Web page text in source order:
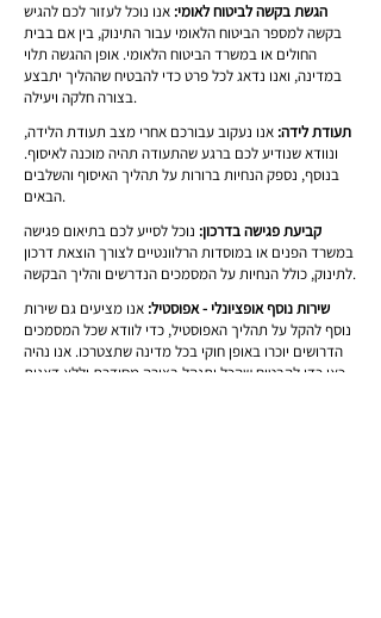
הגשת בקשה לביטוח לאומי: אנו נוכל לעזור לכם להגיש
בקשה למספר הביטוח הלאומי עבור התינוק, בין אם בבית
החולים או במשרד הביטוח הלאומי. אופן ההגשה תלוי
במדינה, ואנו נדאג לכל פרט כדי להבטיח שההליך יתבצע
בצורה חלקה ויעילה.
תעודת לידה: אנו נעקוב עבורכם אחרי מצב תעודת הלידה,
ונוודא שנודיע לכם ברגע שהתעודה תהיה מוכנה לאיסוף.
בנוסף, נספק הנחיות ברורות על תהליך האיסוף והשלבים
הבאים.
קביעת פגישה בדרכון: נוכל לסייע לכם בתיאום פגישה
במשרד הפנים או במוסדות הרלוונטיים לצורך הוצאת דרכון
לתינוק, כולל הנחיות על המסמכים הנדרשים והליך הבקשה.
שירות נוסף אופציונלי - אפוסטיל: אנו מציעים גם שירות
נוסף להקל על תהליך האפוסטיל, כדי לוודא שכל המסמכים
הדרושים יוכרו באופן חוקי בכל מדינה שתצטרכו. אנו נהיה